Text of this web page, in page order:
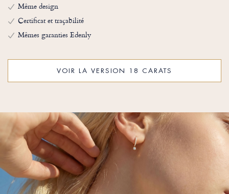
Même design
Certificat et traçabilité
Mêmes garanties Edenly
VOIR LA VERSION 18 CARATS